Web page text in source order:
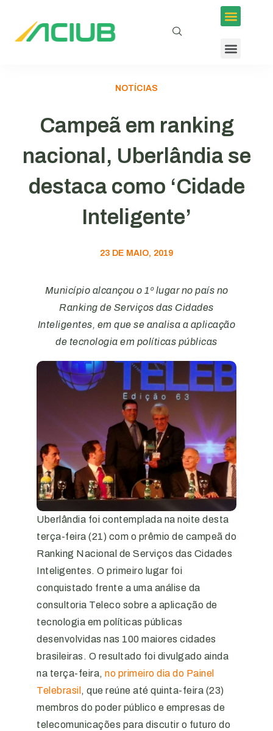
NOTÍCIAS
Campeã em ranking
nacional, Uberlândia se
destaca como ‘Cidade
Inteligente’
23 DE MAIO, 2019
Município alcançou o 1º lugar no país no
Ranking de Serviços das Cidades
Inteligentes, em que se analisa a aplicação
de tecnologia em políticas públicas
Uberlândia foi contemplada na noite desta
terça-feira (21) com o prêmio de campeã do
Ranking Nacional de Serviços das Cidades
Inteligentes. O primeiro lugar foi
conquistado frente a uma análise da
consultoria Teleco sobre a aplicação de
tecnologia em políticas públicas
desenvolvidas nas 100 maiores cidades
brasileiras. O resultado foi divulgado ainda
na terça-feira, no primeiro dia do Painel
Telebrasil , que reúne até quinta-feira (23)
membros do poder público e empresas de
telecomunicações para discutir o futuro do